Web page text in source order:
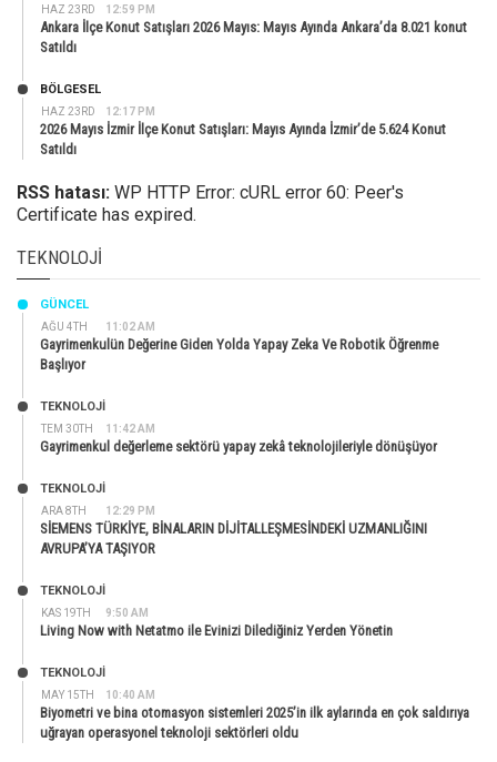
HAZ 23RD 12:59 PM
Ankara İlçe Konut Satışları 2026 Mayıs: Mayıs Ayında Ankara’da 8.021 konut
Satıldı
HAZ 23RD 12:17 PM
BÖLGESEL
2026 Mayıs İzmir İlçe Konut Satışları: Mayıs Ayında İzmir’de 5.624 Konut
Satıldı
RSS hatası: WP HTTP Error: cURL error 60: Peer's
Certificate has expired.
TEKNOLOJI
AĞU 4TH 11:02 AM
GÜNCEL
Gayrimenkulün Değerine Giden Yolda Yapay Zeka Ve Robotik Öğrenme
Başlıyor
TEM 30TH 11:42 AM
TEKNOLOJİ
Gayrimenkul değerleme sektörü yapay zekâ teknolojileriyle dönüşüyor
ARA 8TH 12:29 PM
TEKNOLOJİ
SİEMENS TÜRKİYE, BİNALARIN DİJİTALLEŞMESİNDEKİ UZMANLIĞINI
AVRUPA’YA TAŞIYOR
KAS 19TH 9:50 AM
TEKNOLOJİ
Living Now with Netatmo ile Evinizi Dilediğiniz Yerden Yönetin
MAY 15TH 10:40 AM
TEKNOLOJİ
Biyometri ve bina otomasyon sistemleri 2025’in ilk aylarında en çok saldırıya
uğrayan operasyonel teknoloji sektörleri oldu